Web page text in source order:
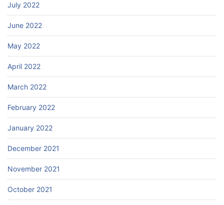
July 2022
June 2022
May 2022
April 2022
March 2022
February 2022
January 2022
December 2021
November 2021
October 2021